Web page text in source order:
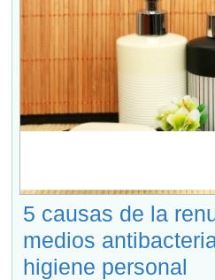
5 causas de la
medios
higiene personal